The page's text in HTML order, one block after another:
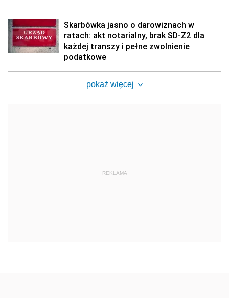
Skarbówka jasno o darowiznach w
ratach: akt notarialny, brak SD-Z2 dla
każdej transzy i pełne zwolnienie
podatkowe
pokaż więcej
REKLAMA